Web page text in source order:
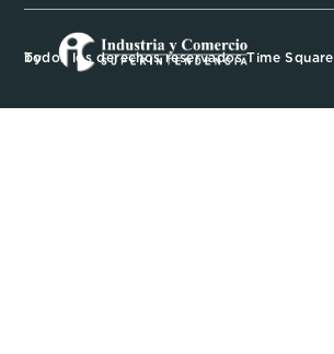
Todos los derechos reservados Time Square 2022 Empowered by